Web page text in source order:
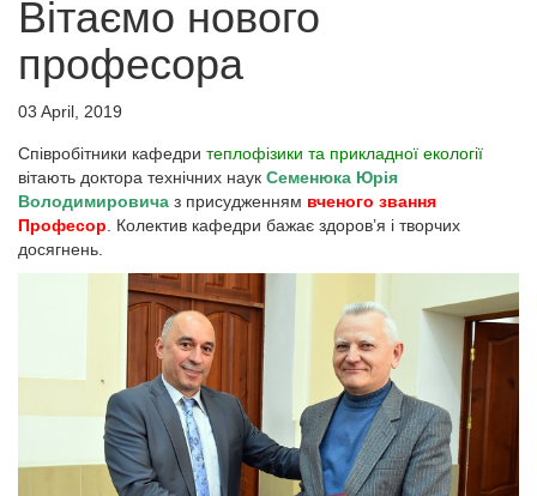
Вітаємо нового
професора
03 April, 2019
Співробітники кафедри теплофізики та прикладної екології
вітають доктора технічних наук Семенюка Юрія
Володимировича з присудженням вченого звання
Професор . Колектив кафедри бажає здоров’я і творчих
досягнень.